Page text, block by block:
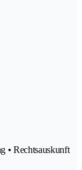
• Rechtsauskunft